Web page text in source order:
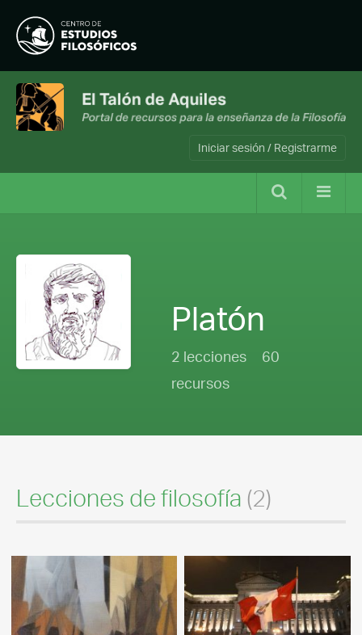
Iniciar sesión / Registrarme
Platón
2 lecciones
60
recursos
Lecciones de filosofía (2)